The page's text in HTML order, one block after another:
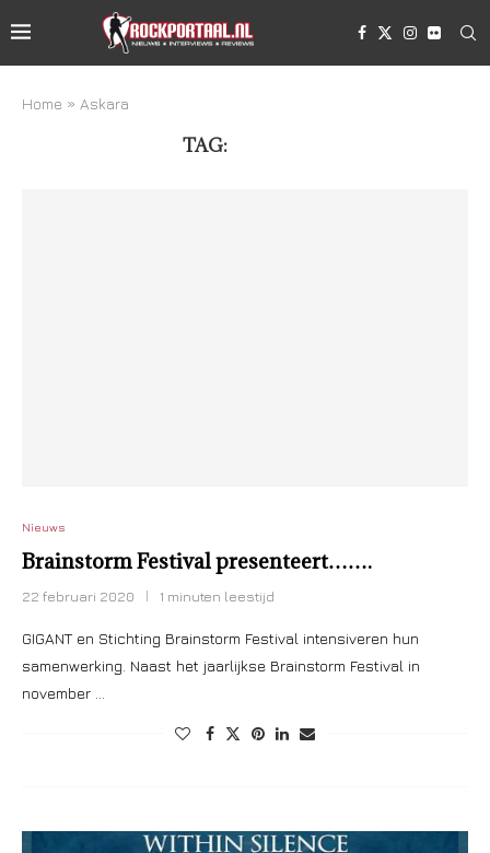
Home » Askara
TAG:
Nieuws
Brainstorm Festival presenteert…….
22 februari 2020 1 minuten leestijd
GIGANT en Stichting Brainstorm Festival intensiveren hun
samenwerking. Naast het jaarlijkse Brainstorm Festival in
november …